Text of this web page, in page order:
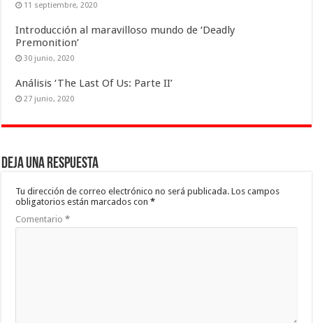
11 septiembre, 2020
Introducción al maravilloso mundo de ‘Deadly
Premonition’
30 junio, 2020
Análisis ‘The Last Of Us: Parte II’
27 junio, 2020
Deja una respuesta
Tu dirección de correo electrónico no será publicada. Los campos
obligatorios están marcados con*
Comentario*